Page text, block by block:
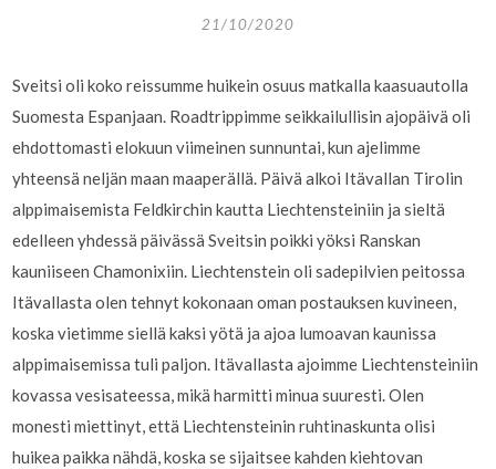
21/10/2020
Sveitsi oli koko reissumme huikein osuus matkalla kaasuautolla
Suomesta Espanjaan. Roadtrippimme seikkailullisin ajopäivä oli
ehdottomasti elokuun viimeinen sunnuntai, kun ajelimme
yhteensä neljän maan maaperällä. Päivä alkoi Itävallan Tirolin
alppimaisemista Feldkirchin kautta Liechtensteiniin ja sieltä
edelleen yhdessä päivässä Sveitsin poikki yöksi Ranskan
kauniiseen Chamonixiin. Liechtenstein oli sadepilvien peitossa
Itävallasta olen tehnyt kokonaan oman postauksen kuvineen,
koska vietimme siellä kaksi yötä ja ajoa lumoavan kaunissa
alppimaisemissa tuli paljon. Itävallasta ajoimme Liechtensteiniin
kovassa vesisateessa, mikä harmitti minua suuresti. Olen
monesti miettinyt, että Liechtensteinin ruhtinaskunta olisi
huikea paikka nähdä, koska se sijaitsee kahden kiehtovan